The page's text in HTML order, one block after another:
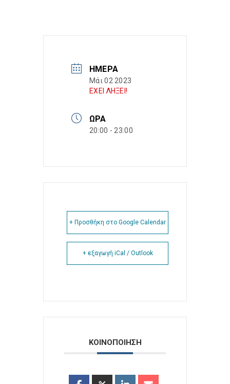
ΗΜΈΡΑ
Μάι 02 2023
ΕΧΕΙ ΛΗΞΕΙ!
ΏΡΑ
20:00 - 23:00
+ Προσθήκη στο Google Calendar
+ εξαγωγή iCal / Outlook
ΚΟΙΝΟΠΟΙΗΣΗ